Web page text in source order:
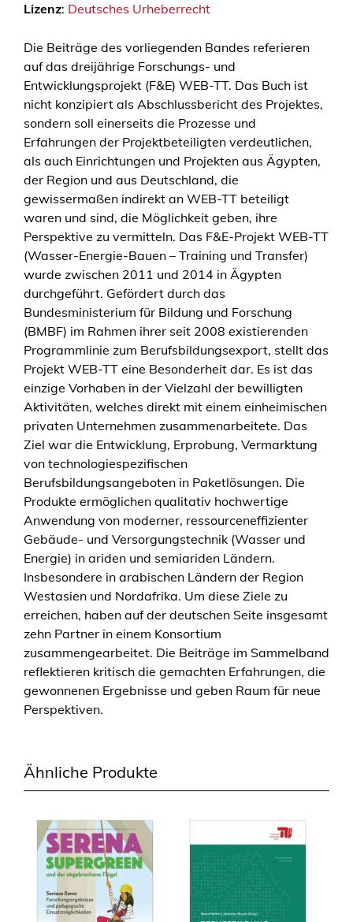
i
y
t
r
a
n
s
f
e
r
i
n
t
e
c
h
n
i
c
a
l
a
n
d
v
o
c
a
t
i
o
n
a
l
e
d
Lizenz: Deutsches Urheberrecht
Die Beiträge des vorliegenden Bandes referieren
auf das dreijährige Forschungs- und
Entwicklungsprojekt (F&E) WEB-TT. Das Buch ist
nicht konzipiert als Abschlussbericht des Projektes,
sondern soll einerseits die Prozesse und
Erfahrungen der Projektbeteiligten verdeutlichen,
als auch Einrichtungen und Projekten aus Ägypten,
der Region und aus Deutschland, die
gewissermaßen indirekt an WEB-TT beteiligt
waren und sind, die Möglichkeit geben, ihre
Perspektive zu vermitteln. Das F&E-Projekt WEB-TT
(Wasser-Energie-Bauen – Training und Transfer)
wurde zwischen 2011 und 2014 in Ägypten
durchgeführt. Gefördert durch das
Bundesministerium für Bildung und Forschung
(BMBF) im Rahmen ihrer seit 2008 existierenden
Programmlinie zum Berufsbildungsexport, stellt das
Projekt WEB-TT eine Besonderheit dar. Es ist das
einzige Vorhaben in der Vielzahl der bewilligten
Aktivitäten, welches direkt mit einem einheimischen
privaten Unternehmen zusammenarbeitete. Das
Ziel war die Entwicklung, Erprobung, Vermarktung
von technologiespezifischen
Berufsbildungsangeboten in Paketlösungen. Die
Produkte ermöglichen qualitativ hochwertige
Anwendung von moderner, ressourceneffizienter
Gebäude- und Versorgungstechnik (Wasser und
Energie) in ariden und semiariden Ländern.
Insbesondere in arabischen Ländern der Region
Westasien und Nordafrika. Um diese Ziele zu
erreichen, haben auf der deutschen Seite insgesamt
zehn Partner in einem Konsortium
zusammengearbeitet. Die Beiträge im Sammelband
reflektieren kritisch die gemachten Erfahrungen, die
gewonnenen Ergebnisse und geben Raum für neue
Perspektiven.
Ähnliche Produkte